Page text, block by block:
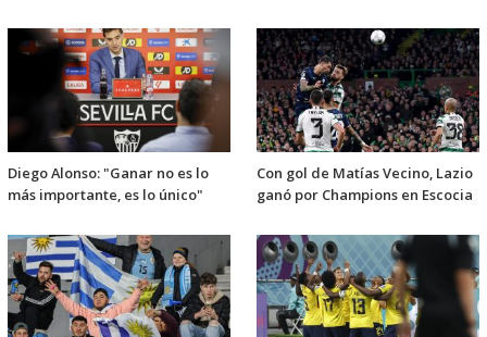
Diego Alonso: "Ganar no es lo
más importante, es lo único"
Con gol de Matías Vecino, Lazio
ganó por Champions en Escocia